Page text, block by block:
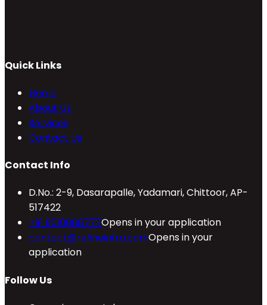
Quick Links
Home
About Us
Services
Contact Us
Contact Info
D.No.: 2-9, Dasarapalle, Yadamari, Chittoor, AP-
517422
+91 9010088777Opens in your application
contact@refineinfra.comOpens in your
application
Follow Us